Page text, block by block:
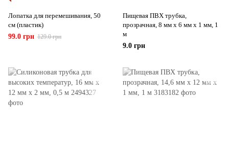
Лопатка для перемешивания, 50
см (пластик)
99.0 грн 129.0 грн
Пищевая ПВХ трубка,
прозрачная, 8 мм х 6 мм х 1 мм, 1
м
9.0 грн